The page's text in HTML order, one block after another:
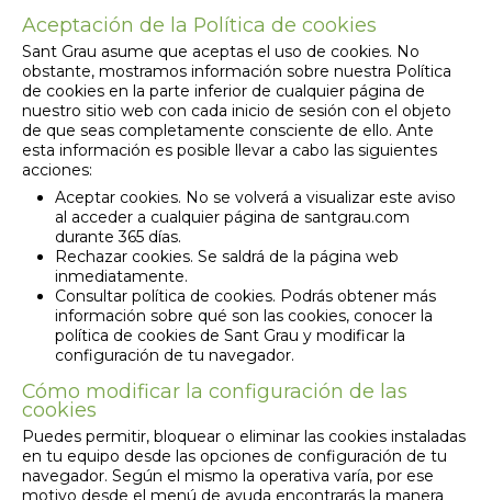
Aceptación de la Política de cookies
Sant Grau asume que aceptas el uso de cookies. No
obstante, mostramos información sobre nuestra Política
de cookies en la parte inferior de cualquier página de
nuestro sitio web con cada inicio de sesión con el objeto
de que seas completamente consciente de ello. Ante
esta información es posible llevar a cabo las siguientes
acciones:
Aceptar cookies. No se volverá a visualizar este aviso
al acceder a cualquier página de santgrau.com
durante 365 días.
Rechazar cookies. Se saldrá de la página web
inmediatamente.
Consultar política de cookies. Podrás obtener más
información sobre qué son las cookies, conocer la
política de cookies de Sant Grau y modificar la
configuración de tu navegador.
Cómo modificar la configuración de las
cookies
Puedes permitir, bloquear o eliminar las cookies instaladas
en tu equipo desde las opciones de configuración de tu
navegador. Según el mismo la operativa varía, por ese
motivo desde el menú de ayuda encontrarás la manera